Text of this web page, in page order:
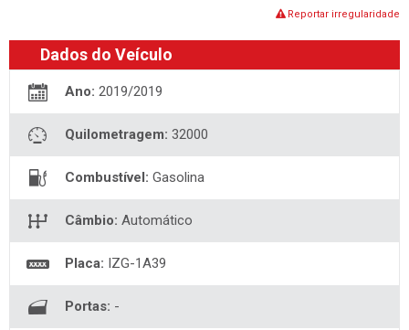
Reportar irregularidade
Dados do Veículo
Ano: 2019/2019
Quilometragem: 32000
Combustível: Gasolina
Câmbio: Automático
Placa: IZG-1A39
Portas: -